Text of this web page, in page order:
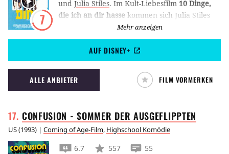
7
und Julia Stiles. Im Kult-Liebesfilm 10 Dinge,
die ich an dir hasse kommen sich Julia Stiles
und Heath Ledger auf unvergessliche Art
näher.
Mehr anzeigen
AUF DISNEY+
ALLE ANBIETER FILM VORMERKEN
CONFUSION - SOMMER DER AUSGEFLIPPTEN
US(1993) | Coming of Age-Film, Highschool Komödie
6.7 557
55